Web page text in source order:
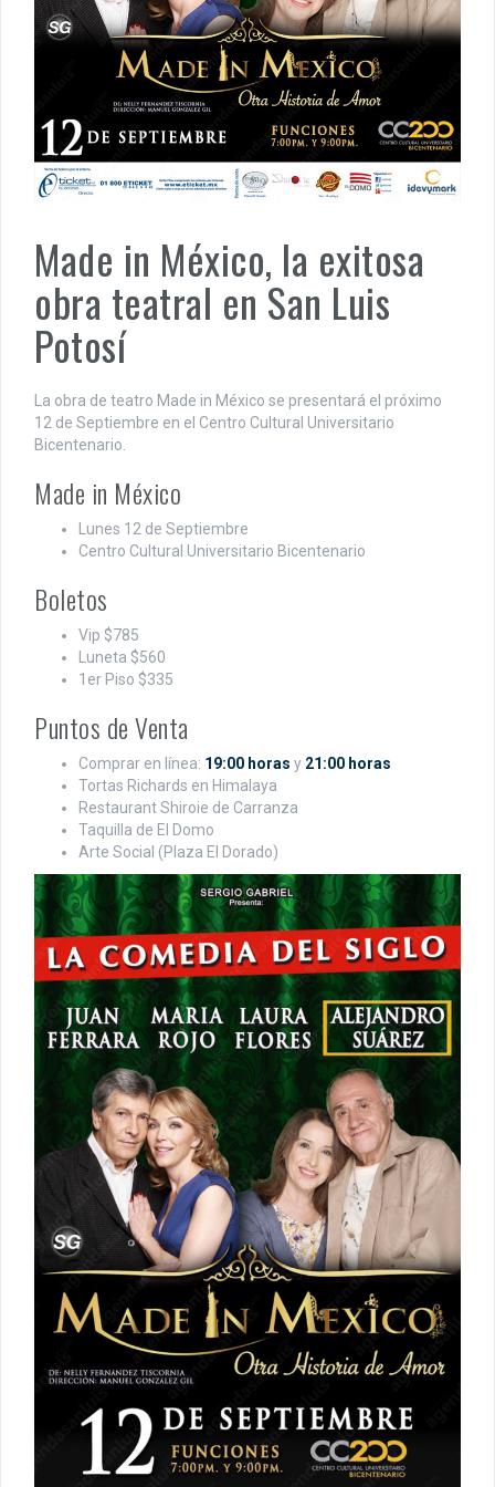
Made in México, la exitosa
obra teatral en San Luis
Potosí
La obra de teatro Made in México se presentará el próximo
12 de Septiembre en el Centro Cultural Universitario
Bicentenario.
Made in México
Lunes 12 de Septiembre
Centro Cultural Universitario Bicentenario
Boletos
Vip $785
Luneta $560
1er Piso $335
Puntos de Venta
Comprar en línea: 19:00 horas y 21:00 horas
Tortas Richards en Himalaya
Restaurant Shiroie de Carranza
Taquilla de El Domo
Arte Social (Plaza El Dorado)